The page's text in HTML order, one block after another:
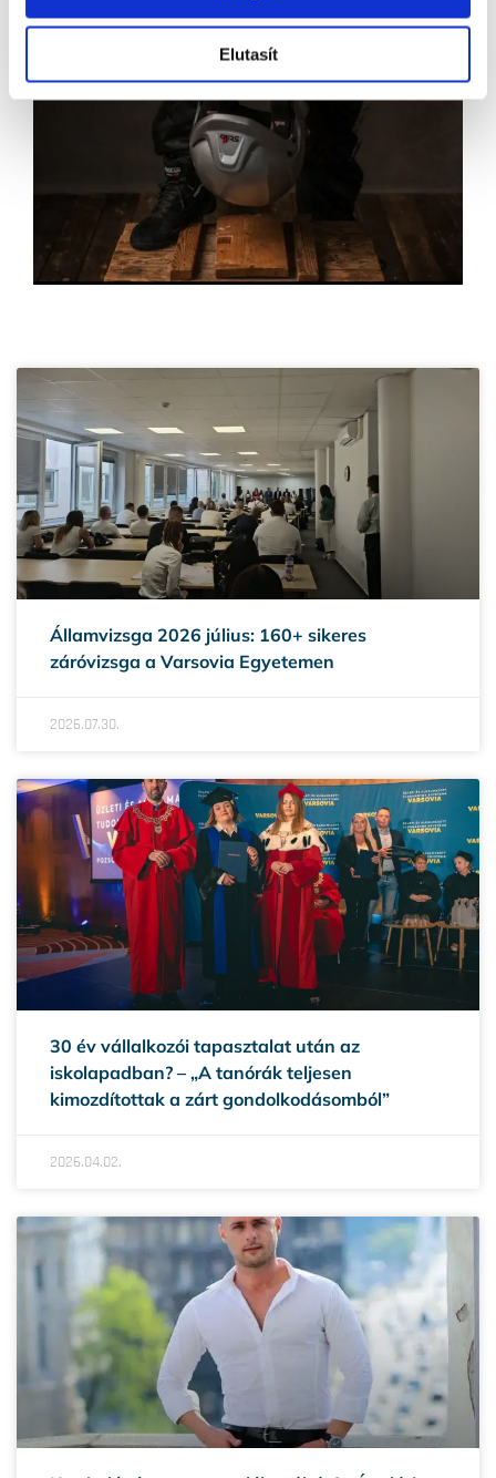
Elutasít
Államvizsga 2026 július: 160+ sikeres
záróvizsga a Varsovia Egyetemen
2026.07.30.
30 év vállalkozói tapasztalat után az
iskolapadban? – „A tanórák teljesen
kimozdítottak a zárt gondolkodásomból”
2026.04.02.